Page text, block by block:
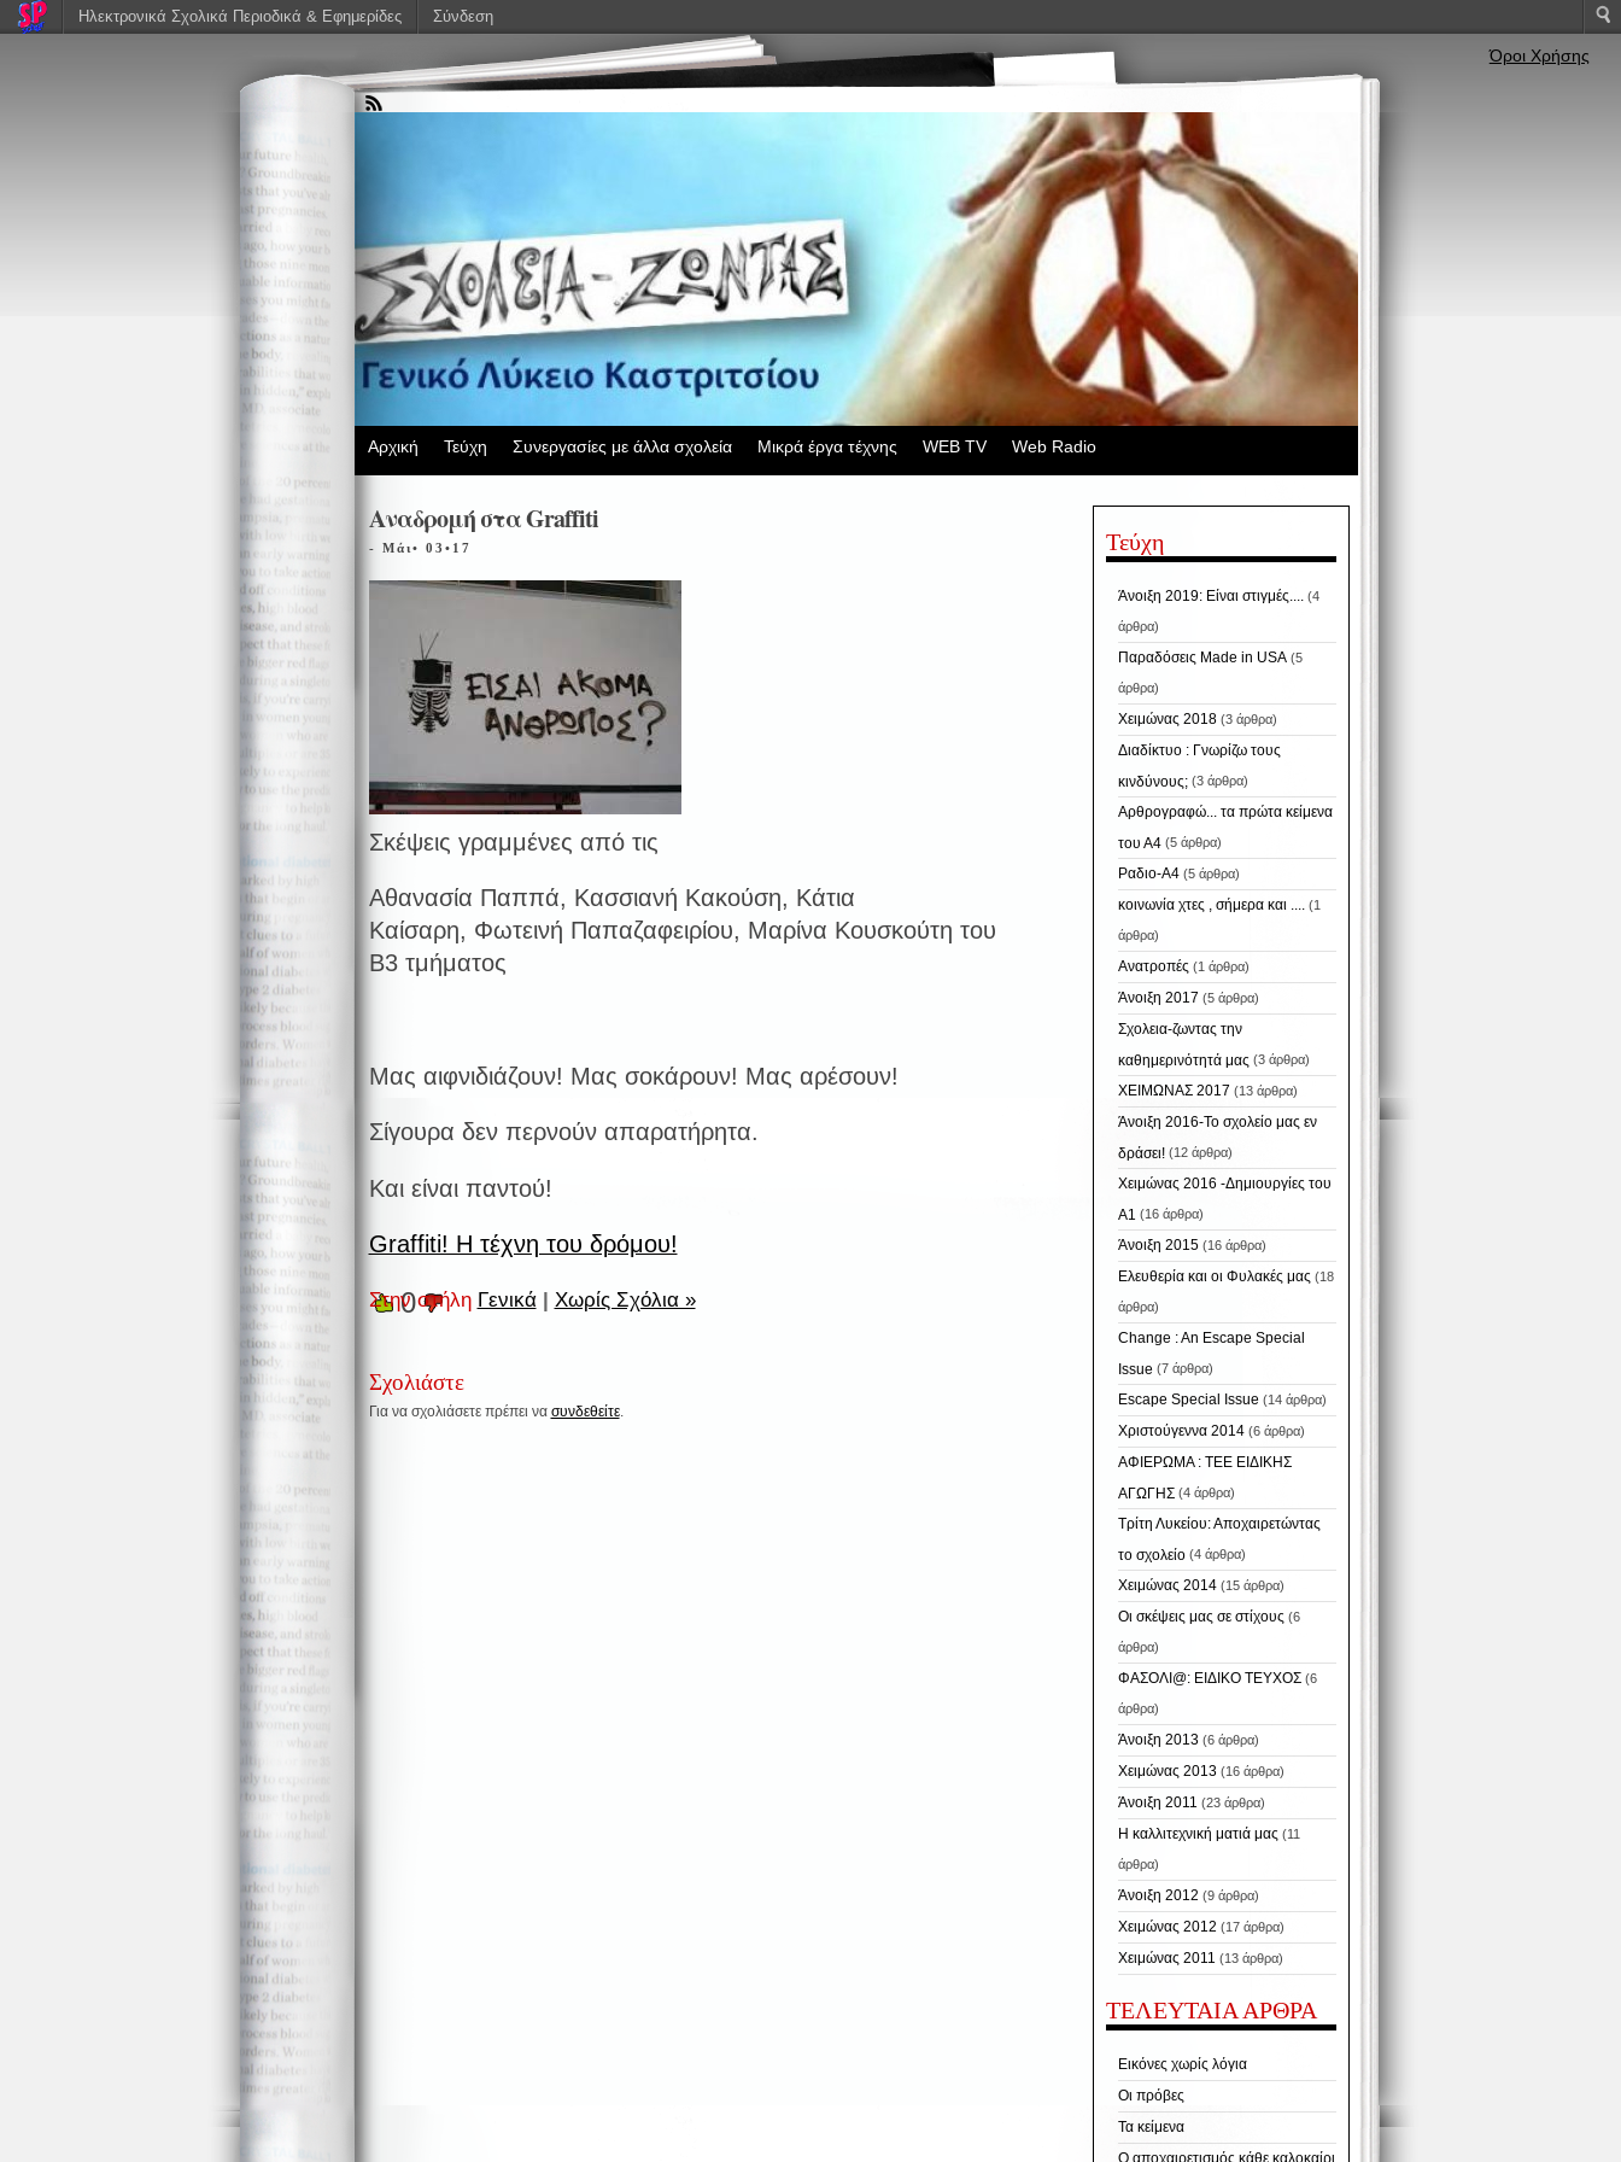
Αρχική Τεύχη Συνεργασίες με άλλα σχολεία Μικρά έργα τέχνης WEB TV Web Radio
Αναδρομή στα Graffiti
- Μάι• 03•17
Σκέψεις γραμμένες από τις
Αθανασία Παππά, Κασσιανή Κακούση, Κάτια
Καίσαρη, Φωτεινή Παπαζαφειρίου, Μαρίνα Κουσκούτη του
Β3 τμήματος
Μας αιφνιδιάζουν! Μας σοκάρουν! Μας αρέσουν!
Σίγουρα δεν περνούν απαρατήρητα.
Και είναι παντού!
Graffiti! Η τέχνη του δρόμου!
Στην στήλη Γενικά | Χωρίς Σχόλια »
0
Σχολιάστε
Για να σχολιάσετε πρέπει να συνδεθείτε.
Τεύχη
Άνοιξη 2019: Είναι στιγμές.... (4
άρθρα)
Παραδόσεις Made in USA(5
άρθρα)
Χειμώνας 2018(3 άρθρα)
Διαδίκτυο : Γνωρίζω τους
κινδύνους;(3 άρθρα)
Αρθρογραφώ... τα πρώτα κείμενα
του Α4(5 άρθρα)
Ραδιο-Α4(5 άρθρα)
κοινωνία χτες , σήμερα και .... (1
άρθρα)
Ανατροπές (1 άρθρα)
Άνοιξη 2017 (5 άρθρα)
Σχολεια-ζωντας την
καθημερινότητά μας (3 άρθρα)
ΧΕΙΜΩΝΑΣ 2017 (13 άρθρα)
Άνοιξη 2016-Το σχολείο μας εν
δράσει!(12 άρθρα)
Χειμώνας 2016 -Δημιουργίες του
Α1 (16 άρθρα)
Άνοιξη 2015(16 άρθρα)
Ελευθερία και οι Φυλακές μας (18
άρθρα)
Change : An Escape Special
Issue (7 άρθρα)
Escape Special Issue (14 άρθρα)
Χριστούγεννα 2014(6 άρθρα)
ΑΦΙΕΡΩΜΑ : ΤΕΕ ΕΙΔΙΚΗΣ
ΑΓΩΓΗΣ(4 άρθρα)
Τρίτη Λυκείου: Αποχαιρετώντας
το σχολείο(4 άρθρα)
Χειμώνας 2014(15 άρθρα)
Οι σκέψεις μας σε στίχους (6
άρθρα)
ΦΑΣΟΛΙ@: ΕΙΔΙΚΟ ΤΕΥΧΟΣ(6
άρθρα)
Άνοιξη 2013(6 άρθρα)
Χειμώνας 2013(16 άρθρα)
Άνοιξη 2011 (23 άρθρα)
Η καλλιτεχνική ματιά μας (11
άρθρα)
Άνοιξη 2012 (9 άρθρα)
Χειμώνας 2012 (17 άρθρα)
Χειμώνας 2011 (13 άρθρα)
ΤΕΛΕΥΤΑΙΑ ΑΡΘΡΑ
Εικόνες χωρίς λόγια
Οι πρόβες
Τα κείμενα
Όροι Χρήσης
Ηλεκτρονικά Σχολικά Περιοδικά & Εφημερίδες Σύνδεση